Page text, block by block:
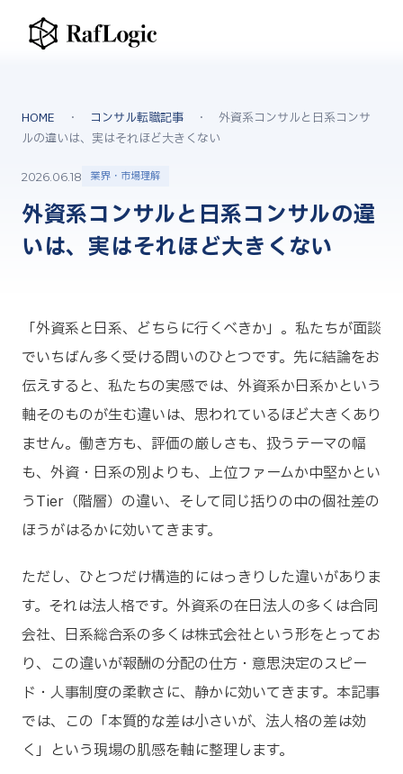
HOME ・ コンサル転職記事 ・ 外資系コンサルと日系コンサ
ルの違いは、実はそれほど大きくない
2026.06.18 業界・市場理解
外資系コンサルと日系コンサルの違
いは、実はそれほど大きくない
「外資系と日系、どちらに行くべきか」。私たちが面談
でいちばん多く受ける問いのひとつです。先に結論をお
伝えすると、私たちの実感では、外資系か日系かという
軸そのものが生む違いは、思われているほど大きくあり
ません。働き方も、評価の厳しさも、扱うテーマの幅
も、外資・日系の別よりも、上位ファームか中堅かとい
うTier（階層）の違い、そして同じ括りの中の個社差の
ほうがはるかに効いてきます。
ただし、ひとつだけ構造的にはっきりした違いがありま
す。それは法人格です。外資系の在日法人の多くは合同
会社、日系総合系の多くは株式会社という形をとってお
り、この違いが報酬の分配の仕方・意思決定のスピー
ド・人事制度の柔軟さに、静かに効いてきます。本記事
では、この「本質的な差は小さいが、法人格の差は効
く」という現場の肌感を軸に整理します。